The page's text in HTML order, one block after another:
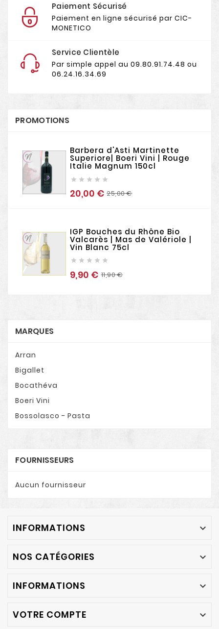
Paiement Sécurisé
Paiement en ligne sécurisé par CIC-
MONETICO
Service Clientèle
Par simple appel au 09.80.91.74.48 ou
06.24.16.34.69
PROMOTIONS
Barbera d'Asti Martinette
Superiore| Boeri Vini | Rouge
Italie Magnum 150cl
    
20,00 € 25,00 €
IGP Bouches du Rhône Bio
Valcarès | Mas de Valériole |
Vin Blanc 75cl
    
9,90 € 11,90 €
base
MARQUES
Arran
Bigallet
Bocathéva
Boeri Vini
Bossolasco - Pasta
FOURNISSEURS
Aucun fournisseur
INFORMATIONS 
NOS CATÉGORIES 
INFORMATIONS 
VOTRE COMPTE 